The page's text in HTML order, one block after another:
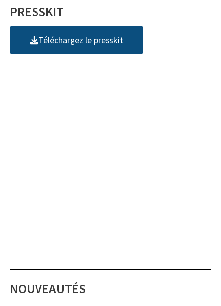
PRESSKIT
Téléchargez le presskit
NOUVEAUTÉS